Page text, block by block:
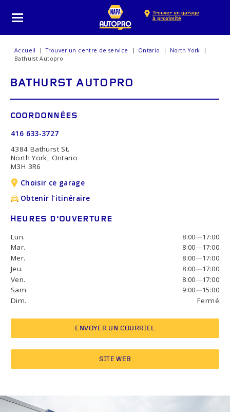
Trouver un garage
à proximité
Accueil Trouver un centre de service Ontario
North York
Bathurst Autopro
BATHURST AUTOPRO
COORDONNÉES
416 633-3727
4384 Bathurst St.
North York, Ontario
M3H 3R6
Choisir ce garage
Obtenir l’itinéraire
HEURES D’OUVERTURE
Lun. 8:00—17:00
Mar.
8:00—17:00
Mer.
8:00—17:00
Jeu.
8:00—17:00
Ven.
8:00—17:00
Sam.
9:00—15:00
Dim.
Fermé
ENVOYER UN COURRIEL
SITE WEB